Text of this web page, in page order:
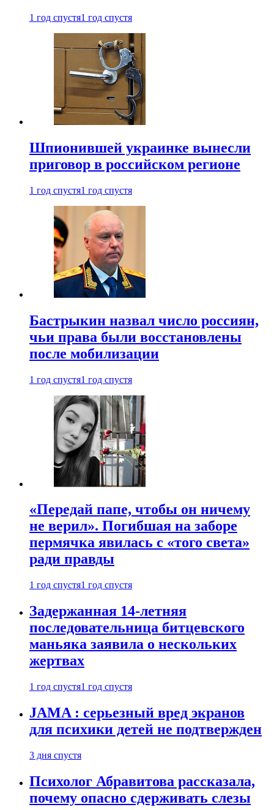
1 год спустя1 год спустя
Шпионившей украинке вынесли
приговор в российском регионе
1 год спустя1 год спустя
Бастрыкин назвал число россиян,
чьи права были восстановлены
после мобилизации
1 год спустя1 год спустя
«Передай папе, чтобы он ничему
не верил». Погибшая на заборе
пермячка явилась с «того света»
ради правды
1 год спустя1 год спустя
Задержанная 14-летняя
последовательница битцевского
маньяка заявила о нескольких
жертвах
1 год спустя1 год спустя
JAMA : серьезный вред экранов
для психики детей не подтвержден
3 дня спустя
Психолог Абравитова рассказала,
почему опасно сдерживать слезы